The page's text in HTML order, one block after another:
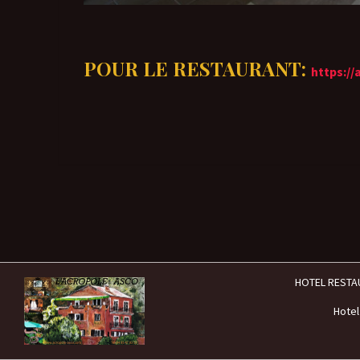
POUR LE RESTAURANT: https://
HOTEL